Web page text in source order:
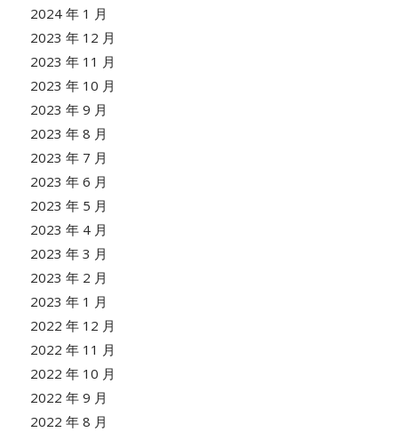
2024 年 1 月
2023 年 12 月
2023 年 11 月
2023 年 10 月
2023 年 9 月
2023 年 8 月
2023 年 7 月
2023 年 6 月
2023 年 5 月
2023 年 4 月
2023 年 3 月
2023 年 2 月
2023 年 1 月
2022 年 12 月
2022 年 11 月
2022 年 10 月
2022 年 9 月
2022 年 8 月